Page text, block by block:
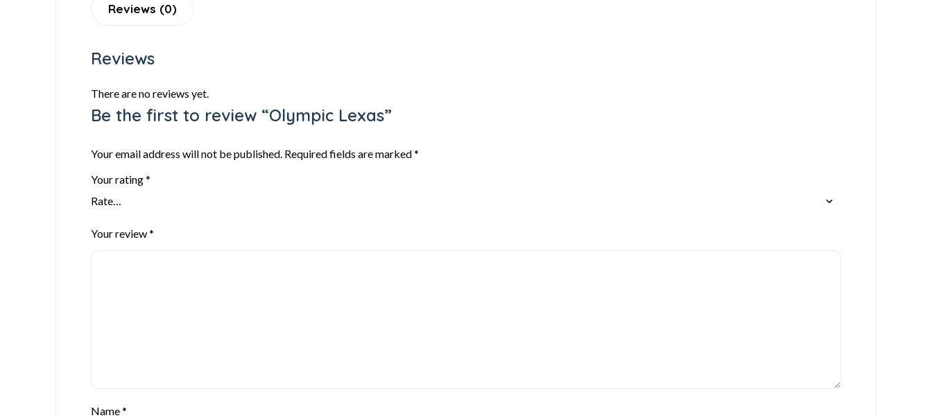
Reviews (0)
Reviews
There are no reviews yet.
Be the first to review “Olympic Lexas”
Your email address will not be published. Required fields are marked*
Your rating*
Your review*
Name*